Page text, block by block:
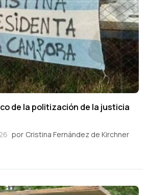
de la politización de la justicia
por Cristina Fernández de Kirchner